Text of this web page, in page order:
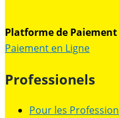
Platforme de Paiement
Paiement en Ligne
Professionels
Pour les